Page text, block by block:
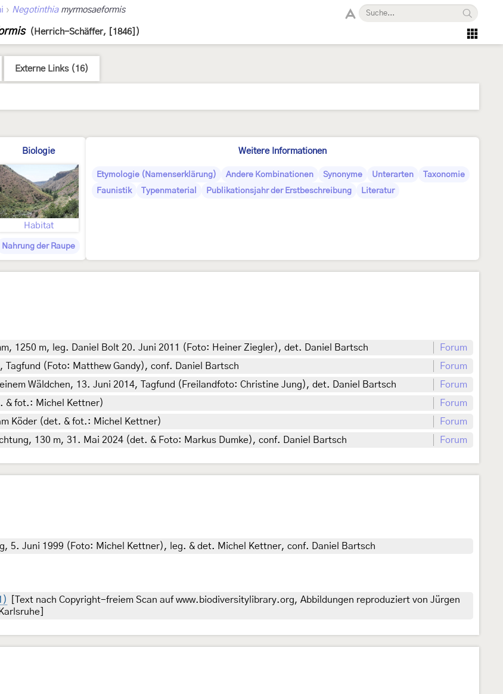
› Negotinthiamyrmosaeformis
(Herrich-Schäffer, [1846])
Externe Links (16)
Biologie
Habitat
Nahrung der Raupe
Weitere Informationen
Etymologie (Namenserklärung) Andere Kombinationen Synonyme Unterarten
Taxonomie
Faunistik
Typenmaterial Publikationsjahr der Erstbeschreibung Literatur
1250 m, leg. Daniel Bolt 20. Juni 2011 (Foto: Heiner Ziegler), det. Daniel Bartsch
Forum
Tagfund (Foto: Matthew Gandy), conf. Daniel Bartsch
Forum
Wäldchen, 13. Juni 2014, Tagfund (Freilandfoto: Christine Jung), det. Daniel Bartsch
Forum
& fot.: Michel Kettner)
Forum
Köder (det. & fot.: Michel Kettner)
Forum
130 m, 31. Mai 2024 (det. & Foto: Markus Dumke), conf. Daniel Bartsch Forum
5. Juni 1999 (Foto: Michel Kettner), leg. & det. Michel Kettner, conf. Daniel Bartsch
[Text nach Copyright-freiem Scan auf www.biodiversitylibrary.org, Abbildungen reproduziert von Jürgen